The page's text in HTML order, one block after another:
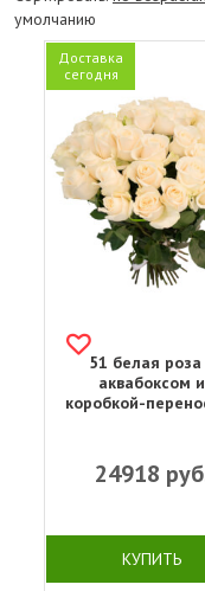
умолчанию
Доставка
сегодня
51 белая роза
аквабоксом и
коробкой-
24918
КУПИТЬ